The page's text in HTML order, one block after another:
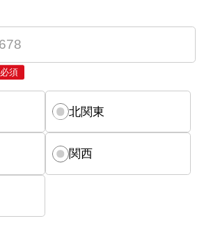
必須
北関東
関西